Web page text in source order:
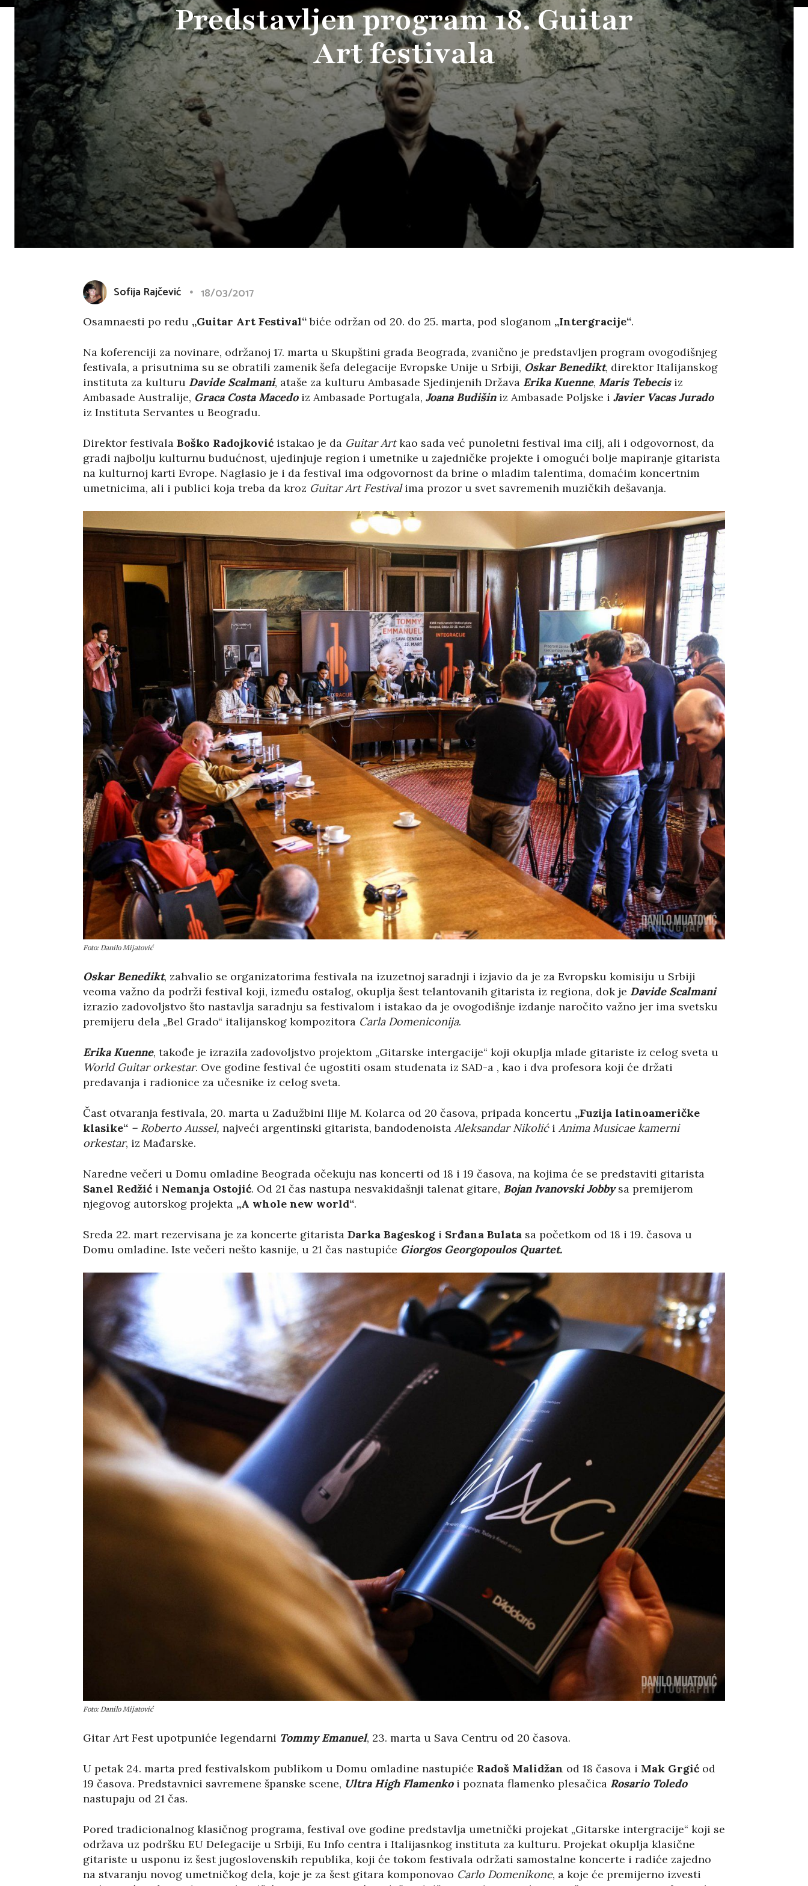
Predstavljen program 18. Guitar
Art festivala
Sofija Rajčević 18/03/2017
Osamnaesti po redu „Guitar Art Festival“biće održan od 20. do 25. marta, pod sloganom „Intergracije“.
Na koferenciji za novinare, održanoj 17. marta u Skupštini grada Beograda, zvanično je predstavljen program ovogodišnjeg
festivala, a prisutnima su se obratili zamenik šefa delegacije Evropske Unije u Srbiji, Oskar Benedikt, direktor Italijanskog
instituta za kulturu Davide Scalmani, ataše za kulturu Ambasade Sjedinjenih Država Erika Kuenne, Maris Tebecisiz
Ambasade Australije, Graca Costa Macedoiz Ambasade Portugala, Joana Budišiniz Ambasade Poljske i Javier Vacas Jurado
iz Instituta Servantes u Beogradu.
Direktor festivala Boško Radojković istakao je da Guitar Artkao sada već punoletni festival ima cilj, ali i odgovornost, da
gradi najbolju kulturnu budućnost, ujedinjuje region i umetnike u zajedničke projekte i omogući bolje mapiranje gitarista
na kulturnoj karti Evrope. Naglasio je i da festival ima odgovornost da brine o mladim talentima, domaćim koncertnim
umetnicima, ali i publici koja treba da kroz Guitar Art Festivalima prozor u svet savremenih muzičkih dešavanja.
Foto: Danilo Mijatović
Oskar Benedikt, zahvalio se organizatorima festivala na izuzetnoj saradnji i izjavio da je za Evropsku komisiju u Srbiji
veoma važno da podrži festival koji, između ostalog, okuplja šest telantovanih gitarista iz regiona, dok je Davide Scalmani
izrazio zadovoljstvo što nastavlja saradnju sa festivalom i istakao da je ovogodišnje izdanje naročito važno jer ima svetsku
premijeru dela „Bel Grado“ italijanskog kompozitora Carla Domeniconija.
Erika Kuenne, takođe je izrazila zadovoljstvo projektom „Gitarske intergacije“ koji okuplja mlade gitariste iz celog sveta u
World Guitar orkestar. Ove godine festival će ugostiti osam studenata iz SAD-a , kao i dva profesora koji će držati
predavanja i radionice za učesnike iz celog sveta.
Čast otvaranja festivala, 20. marta u Zadužbini Ilije M. Kolarca od 20 časova, pripada koncertu „Fuzija latinoameričke
klasike“ – Roberto Aussel, najveći argentinski gitarista, bandodenoista Aleksandar Nikolić i Anima Musicae kamerni
orkestar, iz Mađarske.
Naredne večeri u Domu omladine Beograda očekuju nas koncerti od 18 i 19 časova, na kojima će se predstaviti gitarista
Sanel Redžić i Nemanja Ostojić. Od 21 čas nastupa nesvakidašnji talenat gitare, Bojan Ivanovski Jobbysa premijerom
njegovog autorskog projekta „A whole new world“.
Sreda 22. mart rezervisana je za koncerte gitarista Darka Bageskog i Srđana Bulata sa početkom od 18 i 19. časova u
Domu omladine. Iste večeri nešto kasnije, u 21 čas nastupiće Giorgos Georgopoulos Quartet.
Foto: Danilo Mijatović
Gitar Art Fest upotpuniće legendarni Tommy Emanuel, 23. marta u Sava Centru od 20 časova.
U petak 24. marta pred festivalskom publikom u Domu omladine nastupiće Radoš Malidžan od 18 časova i Mak Grgić od
19 časova. Predstavnici savremene španske scene, Ultra High Flamenkoi poznata flamenko plesačica Rosario Toledo
nastupaju od 21 čas.
Pored tradicionalnog klasičnog programa, festival ove godine predstavlja umetnički projekat „Gitarske intergracije“ koji se
održava uz podršku EU Delegacije u Srbiji, Eu Info centra i Italijasnkog instituta za kulturu. Projekat okuplja klasične
gitariste u usponu iz šest jugoslovenskih republika, koji će tokom festivala održati samostalne koncerte i radiće zajedno
na stvaranju novog umetničkog dela, koje je za šest gitara komponovao Carlo Domenikone, a koje će premijerno izvesti